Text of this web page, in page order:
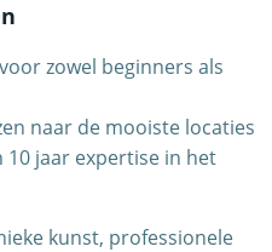
zowel beginners als
naar de mooiste locaties
jaar expertise in het
kunst, professionele